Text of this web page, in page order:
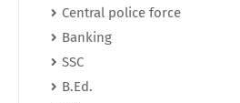
Central police force
Banking
SSC
B.Ed.